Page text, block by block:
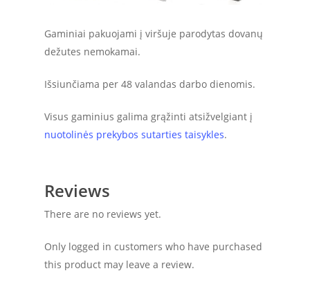
Gaminiai pakuojami į viršuje parodytas dovanų
dežutes nemokamai.
Išsiunčiama per 48 valandas darbo dienomis.
Visus gaminius galima grąžinti atsižvelgiant į
nuotolinės prekybos sutarties taisykles.
Reviews
There are no reviews yet.
Only logged in customers who have purchased
this product may leave a review.